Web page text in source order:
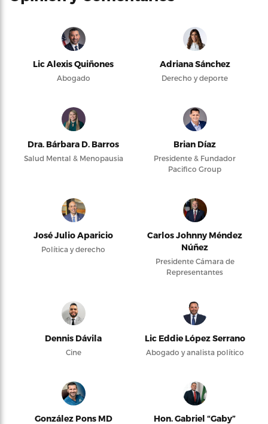
Lic Alexis Quiñones
Abogado
Adriana Sánchez
Derecho y deporte
Dra. Bárbara D. Barros
Salud Mental & Menopausia
Brian Díaz
Presidente & Fundador
Pacifico Group
José Julio Aparicio
Política y derecho
Carlos Johnny Méndez
Núñez
Presidente Cámara de
Representantes
Dennis Dávila
Cine
Lic Eddie López Serrano
Abogado y analista político
González Pons MD
Hon. Gabriel “Gaby”